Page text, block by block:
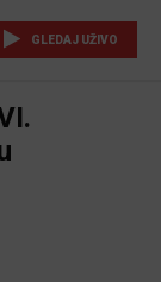
GLEDAJ UŽIVO